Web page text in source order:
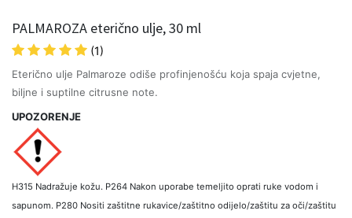
PALMAROZA eterično ulje, 30 ml
(1)
Eterično ulje Palmaroze odiše profinjenošću koja spaja cvjetne,
biljne i suptilne citrusne note.
UPOZORENJE
H315 Nadražuje kožu. P264 Nakon uporabe temeljito oprati ruke vodom i
sapunom. P280 Nositi zaštitne rukavice/zaštitno odijelo/zaštitu za oči/zaštitu